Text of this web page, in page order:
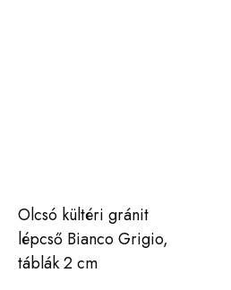
Olcsó kültéri gránit
lépcső Bianco Grigio,
táblák 2 cm